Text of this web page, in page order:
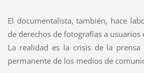
El documentalista, también, hace
de derechos de fotografías a usuarios
La realidad es la crisis de la
permanente de los medios de